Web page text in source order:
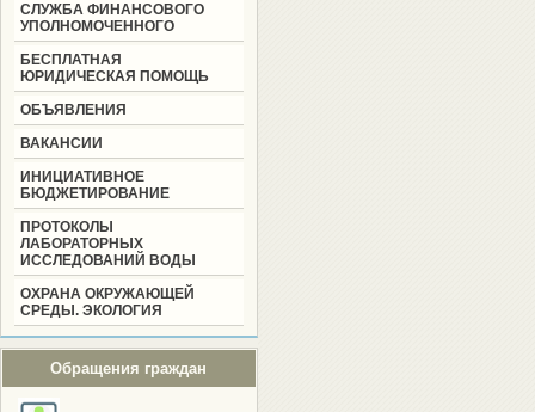
СЛУЖБА ФИНАНСОВОГО
УПОЛНОМОЧЕННОГО
БЕСПЛАТНАЯ
ЮРИДИЧЕСКАЯ ПОМОЩЬ
ОБЪЯВЛЕНИЯ
ВАКАНСИИ
ИНИЦИАТИВНОЕ
БЮДЖЕТИРОВАНИЕ
ПРОТОКОЛЫ
ЛАБОРАТОРНЫХ
ИССЛЕДОВАНИЙ ВОДЫ
ОХРАНА ОКРУЖАЮЩЕЙ
СРЕДЫ. ЭКОЛОГИЯ
Обращения граждан